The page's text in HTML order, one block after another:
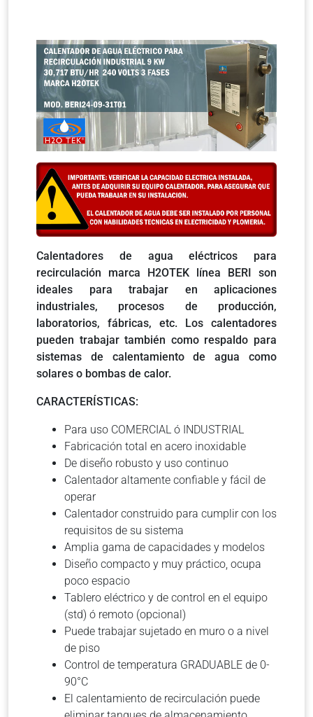
Calentadores de agua eléctricos para
recirculación marca H2OTEK línea BERI son
ideales para trabajar en aplicaciones
industriales, procesos de producción,
laboratorios, fábricas, etc. Los calentadores
pueden trabajar también como respaldo para
sistemas de calentamiento de agua como
solares o bombas de calor.
CARACTERÍSTICAS:
Para uso COMERCIAL ó INDUSTRIAL
Fabricación total en acero inoxidable
De diseño robusto y uso continuo
Calentador altamente confiable y fácil de
operar
Calentador construido para cumplir con los
requisitos de su sistema
Amplia gama de capacidades y modelos
Diseño compacto y muy práctico, ocupa
poco espacio
Tablero eléctrico y de control en el equipo
(std) ó remoto (opcional)
Puede trabajar sujetado en muro o a nivel
de piso
Control de temperatura GRADUABLE de 0-
90°C
El calentamiento de recirculación puede